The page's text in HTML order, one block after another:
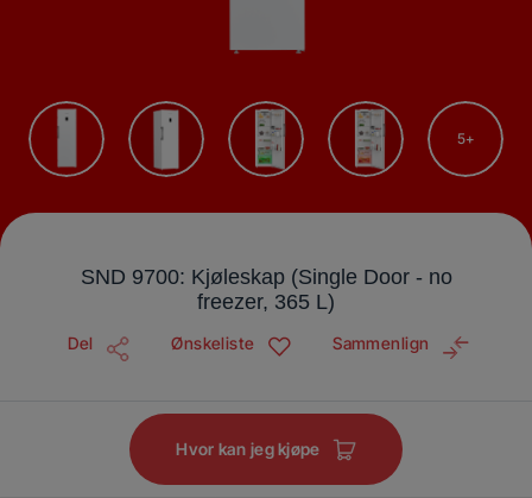
5
SND 9700: Kjøleskap (Single Door - no
freezer, 365 L)
Del Ønskeliste Sammenlign
Hvor kan jeg kjøpe